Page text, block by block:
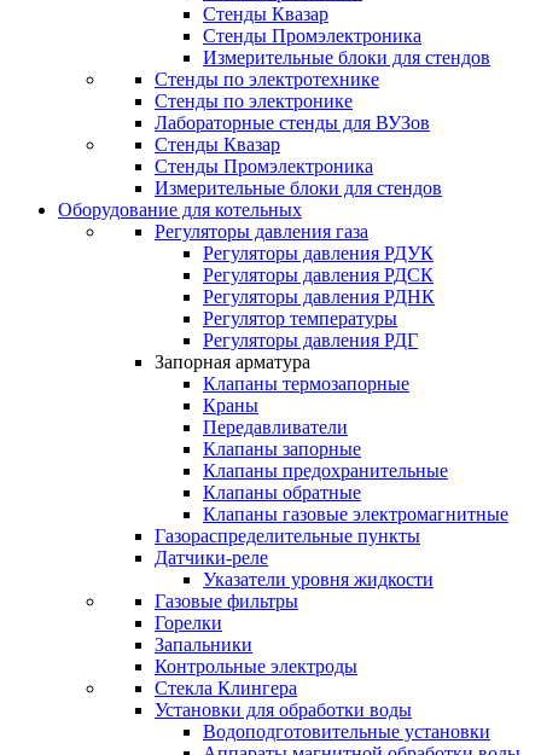
Стенды Квазар
Стенды Промэлектроника
Измерительные блоки для стендов
Стенды по электротехнике
Стенды по электронике
Лабораторные стенды для ВУЗов
Стенды Квазар
Стенды Промэлектроника
Измерительные блоки для стендов
Оборудование для котельных
Регуляторы давления газа
Регуляторы давления РДУК
Регуляторы давления РДСК
Регуляторы давления РДНК
Регулятор температуры
Регуляторы давления РДГ
Запорная арматура
Клапаны термозапорные
Краны
Передавливатели
Клапаны запорные
Клапаны предохранительные
Клапаны обратные
Клапаны газовые электромагнитные
Газораспределительные пункты
Датчики-реле
Указатели уровня жидкости
Газовые фильтры
Горелки
Запальники
Контрольные электроды
Стекла Клингера
Установки для обработки воды
Водоподготовительные установки